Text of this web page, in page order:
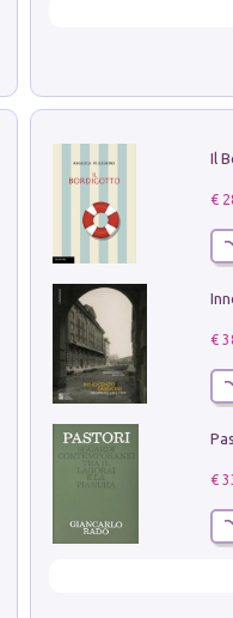
Il
€
€
€